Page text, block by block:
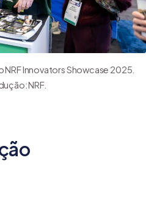
Innovators Showcase 2025.
NRF.